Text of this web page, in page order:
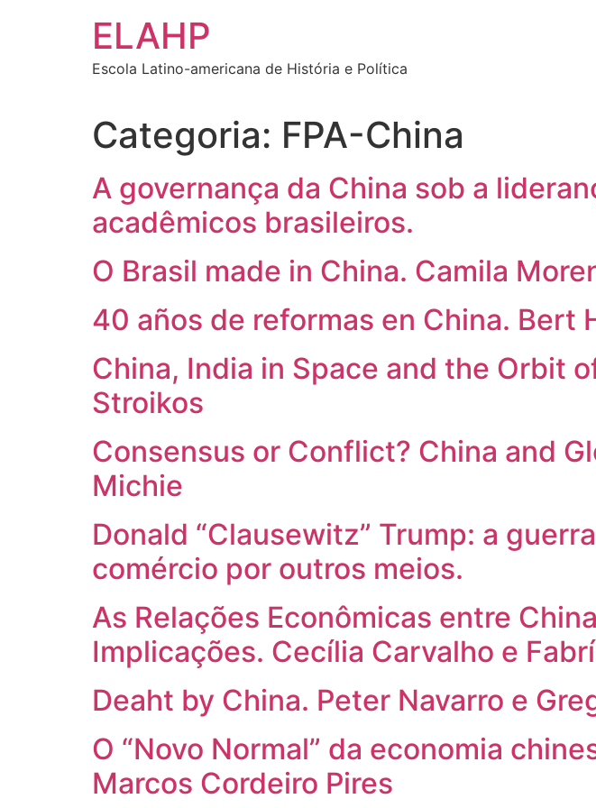
ELAHP
Escola Latino-americana de História e Política
Categoria: FPA-China
A governança da China sob a
acadêmicos brasileiros.
O Brasil made in China. Camila
40 años de reformas en China. Bert
China, India in Space and the Orbit
Stroikos
Consensus or Conflict? China and
Michie
Donald “Clausewitz” Trump: a
comércio por outros meios.
As Relações Econômicas entre
Implicações. Cecília Carvalho e
Deaht by China. Peter Navarro e
O “Novo Normal” da economia
Marcos Cordeiro Pires